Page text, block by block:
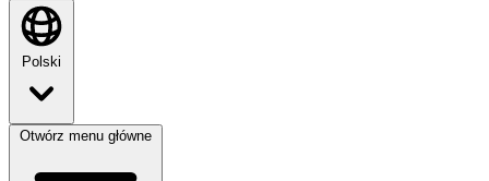
Polski
Otwórz menu główne